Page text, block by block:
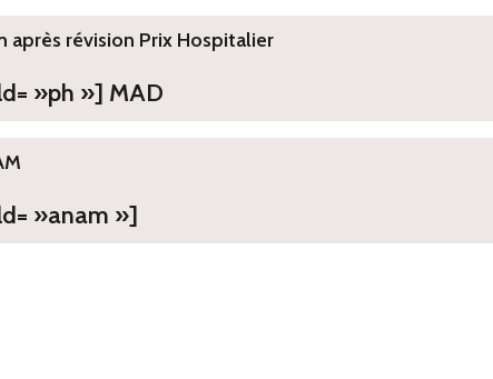
après révision Prix Hospitalier
»ph »] MAD
»anam »]